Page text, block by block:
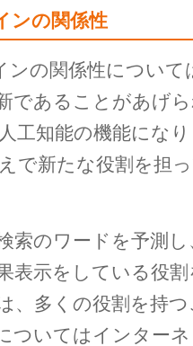
ンの関係性
ンの関係性について
であることがあげ
工知能の機能にな
で新たな役割を担
索のワードを予測
表示をしている役
、多くの役割を持
ついてはインター